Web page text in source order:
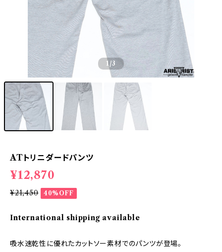
1/3
ATトリニダードパンツ
¥12,870
¥21,450 40%OFF
International shipping available
吸水速乾性に優れたカットソー素材でのパンツが登場。